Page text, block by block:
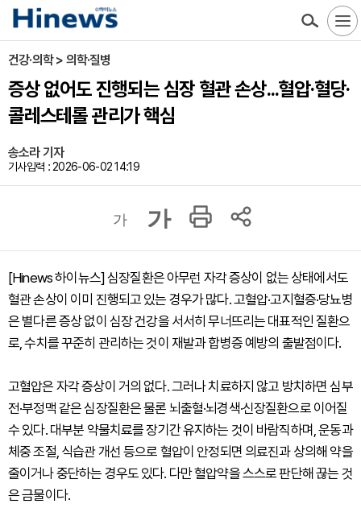
건강·의학 > 의학·질병
증상 없어도 진행되는 심장 혈관 손상...혈압·혈당·
콜레스테롤 관리가 핵심
송소라 기자
기사입력 : 2026-06-02 14:19
가 가
[Hinews 하이뉴스] 심장질환은 아무런 자각 증상이 없는 상태에서도
혈관 손상이 이미 진행되고 있는 경우가 많다. 고혈압·고지혈증·당뇨병
은 별다른 증상 없이 심장 건강을 서서히 무너뜨리는 대표적인 질환으
로, 수치를 꾸준히 관리하는 것이 재발과 합병증 예방의 출발점이다.
고혈압은 자각 증상이 거의 없다. 그러나 치료하지 않고 방치하면 심부
전·부정맥 같은 심장질환은 물론 뇌출혈·뇌경색·신장질환으로 이어질
수 있다. 대부분 약물치료를 장기간 유지하는 것이 바람직하며, 운동과
체중 조절, 식습관 개선 등으로 혈압이 안정되면 의료진과 상의해 약을
줄이거나 중단하는 경우도 있다. 다만 혈압약을 스스로 판단해 끊는 것
은 금물이다.